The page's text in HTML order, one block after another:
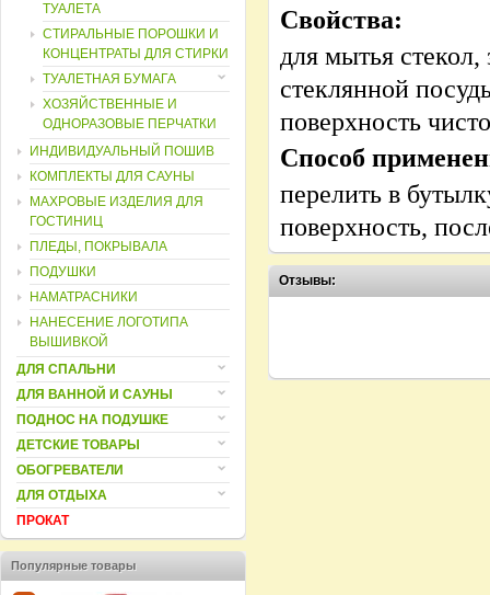
Свойства:
для мытья
стеклянной
поверхность
Способ
перелить в
поверхность,
Отзывы:
ТУАЛЕТА
СТИРАЛЬНЫЕ ПОРОШКИ И
КОНЦЕНТРАТЫ ДЛЯ СТИРКИ
ТУАЛЕТНАЯ БУМАГА
ХОЗЯЙСТВЕННЫЕ И
ОДНОРАЗОВЫЕ ПЕРЧАТКИ
ИНДИВИДУАЛЬНЫЙ ПОШИВ
КОМПЛЕКТЫ ДЛЯ САУНЫ
МАХРОВЫЕ ИЗДЕЛИЯ ДЛЯ
ГОСТИНИЦ
ПЛЕДЫ, ПОКРЫВАЛА
ПОДУШКИ
НАМАТРАСНИКИ
НАНЕСЕНИЕ ЛОГОТИПА
ВЫШИВКОЙ
ДЛЯ СПАЛЬНИ
ДЛЯ ВАННОЙ И САУНЫ
ПОДНОС НА ПОДУШКЕ
ДЕТСКИЕ ТОВАРЫ
ОБОГРЕВАТЕЛИ
ДЛЯ ОТДЫХА
ПРОКАТ
Популярные товары